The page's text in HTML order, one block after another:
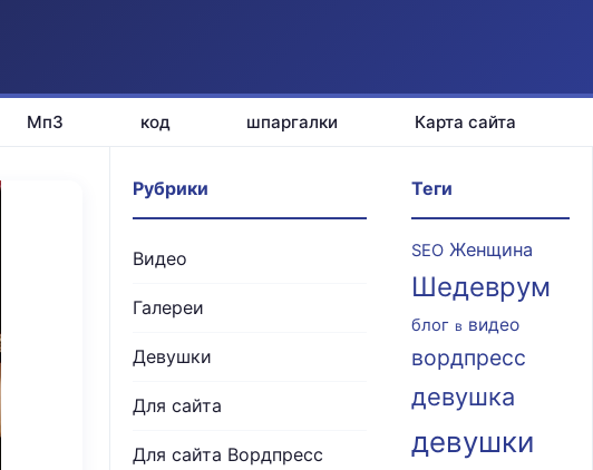
Мп3 код шпаргалки Карта сайта
Рубрики
Видео
Галереи
Девушки
Для сайта
Для сайта Вордпресс
Теги
SEO Женщина
Шедеврум
блог в видео
вордпресс
девушка
девушки